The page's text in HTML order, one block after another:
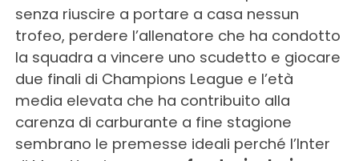
senza riuscire a portare a casa nessun
trofeo, perdere l’allenatore che ha condotto
la squadra a vincere uno scudetto e giocare
due finali di Champions League e l’età
media elevata che ha contribuito alla
carenza di carburante a fine stagione
sembrano le premesse ideali perché l’Inter